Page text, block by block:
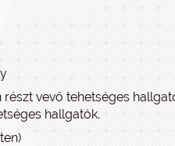
vevő tehetséges
hallgatók.